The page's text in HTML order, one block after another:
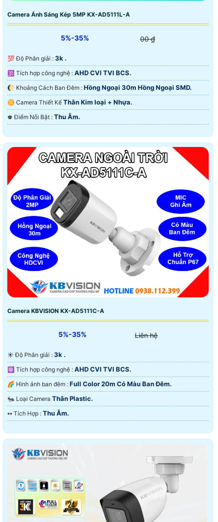
Camera Ánh Sáng Kép 5MP KX-AD5111L-A
5%-35% 00 ₫
💯 Độ Phân giải : 3k .
🕉️ Tích hợp công nghệ : AHD CVI TVI BCS.
🌔 Khoảng Cách Ban Đêm : Hồng Ngoại 30m Hồng Ngoại SMD.
♊ Camera Thiết Kế Thân Kim loại + Nhựa.
️♚ Điểm Nỗi Bật : Thu Âm.
Camera KBVISION KX-AD5111C-A
5%-35% Liên hệ
☀️ Độ Phân giải : 3k .
⚛️ Tích hợp công nghệ : AHD CVI TVI BCS.
🌈 Hình ảnh ban đêm : Full Color 20m Có Màu Ban Ðêm.
🐜 Loại Camera Thân Plastic.
️↭ Tích Hợp : Thu Âm.